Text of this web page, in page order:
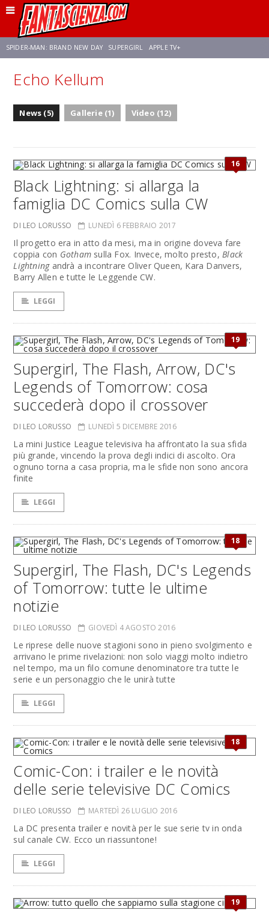
SPIDER-MAN: BRAND NEW DAY SUPERGIRL APPLE TV+
FRANCO RICCIARDIELLO ZENDAYA
Echo Kellum
News (5) Gallerie (1) Video (12)
16
Black Lightning: si allarga la
famiglia DC Comics sulla CW
DI LEO LORUSSO LUNEDÌ 6 FEBBRAIO 2017
Il progetto era in atto da mesi, ma in origine doveva fare
coppia con Gothamsulla Fox. Invece, molto presto,Black
Lightningandrà a incontrare Oliver Queen, Kara Danvers,
Barry Allen e tutte le Leggende CW.
LEGGI
19
Supergirl, The Flash, Arrow, DC's
Legends of Tomorrow: cosa
succederà dopo il crossover
DI LEO LORUSSO LUNEDÌ 5 DICEMBRE 2016
La mini Justice League televisiva ha affrontato la sua sfida
più grande, vincendo la prova degli indici di ascolto. Ora
ognuno torna a casa propria, ma le sfide non sono ancora
finite
LEGGI
18
Supergirl, The Flash, DC's Legends
of Tomorrow: tutte le ultime
notizie
DI LEO LORUSSO GIOVEDÌ 4 AGOSTO 2016
Le riprese delle nuove stagioni sono in pieno svolgimento e
arrivano le prime rivelazioni: non solo viaggi molto indietro
nel tempo, ma un filo comune denominatore tra tutte le
serie e un personaggio che le unirà tutte
LEGGI
18
Comic-Con: i trailer e le novità
delle serie televisive DC Comics
DI LEO LORUSSO MARTEDÌ 26 LUGLIO 2016
La DC presenta trailer e novità per le sue serie tv in onda
sul canale CW. Ecco un riassuntone!
LEGGI
19